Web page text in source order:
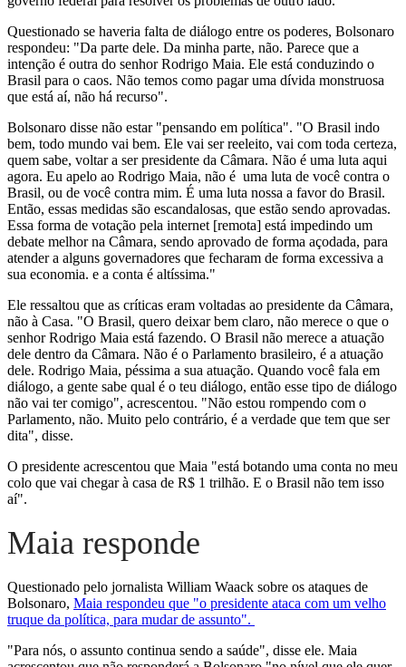
Questionado se haveria falta de diálogo entre os poderes, Bolsonaro
respondeu: "Da parte dele. Da minha parte, não. Parece que a
intenção é outra do senhor Rodrigo Maia. Ele está conduzindo o
Brasil para o caos. Não temos como pagar uma dívida monstruosa
que está aí, não há recurso".
Bolsonaro disse não estar "pensando em política". "O Brasil indo
bem, todo mundo vai bem. Ele vai ser reeleito, vai com toda certeza,
quem sabe, voltar a ser presidente da Câmara. Não é uma luta aqui
agora. Eu apelo ao Rodrigo Maia, não é uma luta de você contra o
Brasil, ou de você contra mim. É uma luta nossa a favor do Brasil.
Então, essas medidas são escandalosas, que estão sendo aprovadas.
Essa forma de votação pela internet [remota] está impedindo um
debate melhor na Câmara, sendo aprovado de forma açodada, para
atender a alguns governadores que fecharam de forma excessiva a
sua economia. e a conta é altíssima."
Ele ressaltou que as críticas eram voltadas ao presidente da Câmara,
não à Casa. "O Brasil, quero deixar bem claro, não merece o que o
senhor Rodrigo Maia está fazendo. O Brasil não merece a atuação
dele dentro da Câmara. Não é o Parlamento brasileiro, é a atuação
dele. Rodrigo Maia, péssima a sua atuação. Quando você fala em
diálogo, a gente sabe qual é o teu diálogo, então esse tipo de diálogo
não vai ter comigo", acrescentou. "Não estou rompendo com o
Parlamento, não. Muito pelo contrário, é a verdade que tem que ser
dita", disse.
O presidente acrescentou que Maia "está botando uma conta no meu
colo que vai chegar à casa de R$ 1 trilhão. E o Brasil não tem isso
aí".
Maia responde
Questionado pelo jornalista William Waack sobre os ataques de
Bolsonaro, Maia respondeu que "o presidente ataca com um velho
truque da política, para mudar de assunto".
"Para nós, o assunto continua sendo a saúde", disse ele. Maia